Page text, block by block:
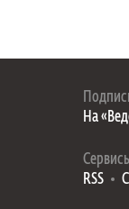
На
RSS